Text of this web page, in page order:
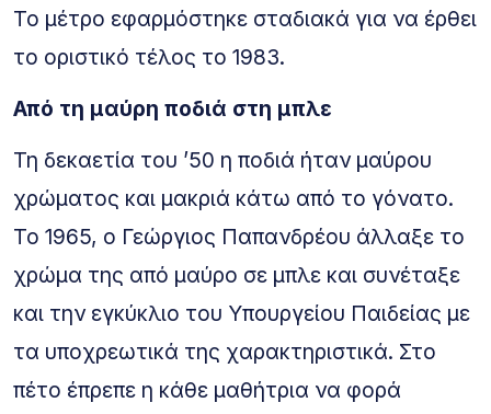
Το μέτρο εφαρμόστηκε σταδιακά για να έρθει
το οριστικό τέλος το 1983.
Από τη μαύρη ποδιά στη μπλε
Τη δεκαετία του ’50 η ποδιά ήταν μαύρου
χρώματος και μακριά κάτω από το γόνατο.
Το 1965, ο Γεώργιος Παπανδρέου άλλαξε το
χρώμα της από μαύρο σε μπλε και συνέταξε
και την εγκύκλιο του Υπουργείου Παιδείας με
τα υποχρεωτικά της χαρακτηριστικά. Στο
πέτο έπρεπε η κάθε μαθήτρια να φορά